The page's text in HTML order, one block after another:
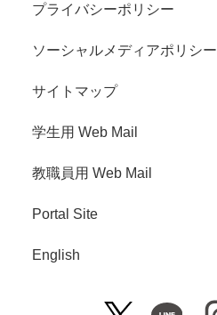
プライバシーポリシー
ソーシャルメディアポリシー
サイトマップ
学生用 Web Mail
教職員用 Web Mail
Portal Site
English